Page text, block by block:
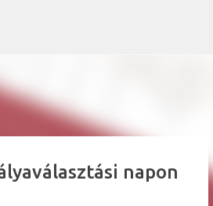
napon